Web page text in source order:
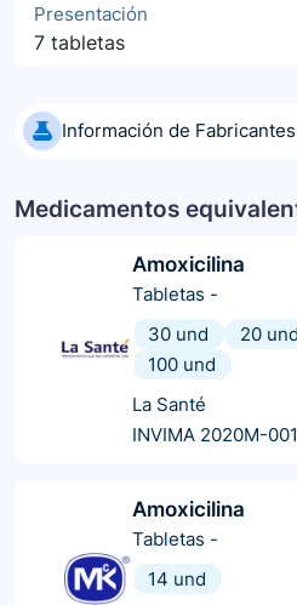
Presentación
7 tabletas
Información de Fabricantes
Medicamentos
Amoxicilina
Tabletas -
30 und
20 und
100 und
La Santé
INVIMA 2020M-
Amoxicilina
Tabletas -
14 und